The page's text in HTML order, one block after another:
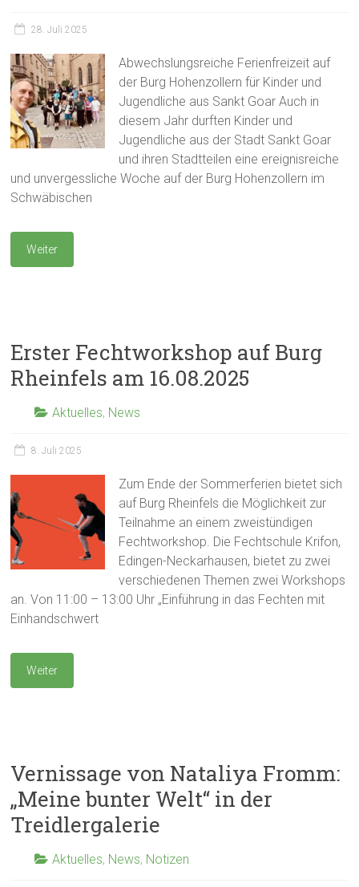
28. Juli 2025
Abwechslungsreiche Ferienfreizeit auf
der Burg Hohenzollern für Kinder und
Jugendliche aus Sankt Goar Auch in
diesem Jahr durften Kinder und
Jugendliche aus der Stadt Sankt Goar
und ihren Stadtteilen eine ereignisreiche
und unvergessliche Woche auf der Burg Hohenzollern im
Schwäbischen
Weiter
Erster Fechtworkshop auf Burg
Rheinfels am 16.08.2025
Aktuelles, News
8. Juli 2025
Zum Ende der Sommerferien bietet sich
auf Burg Rheinfels die Möglichkeit zur
Teilnahme an einem zweistündigen
Fechtworkshop. Die Fechtschule Krifon,
Edingen-Neckarhausen, bietet zu zwei
verschiedenen Themen zwei Workshops
an. Von 11:00 – 13:00 Uhr „Einführung in das Fechten mit
Einhandschwert
Weiter
Vernissage von Nataliya Fromm:
„Meine bunter Welt“ in der
Treidlergalerie
Aktuelles, News, Notizen